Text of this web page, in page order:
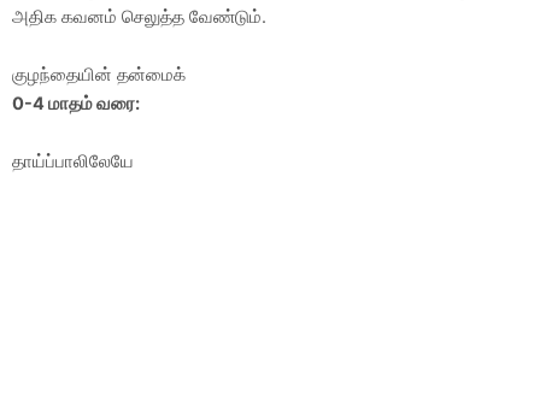
அதிக கவனம் செலுத்த வேண்டும்.
குழந்தையின் தன்மைக்
0-4 மாதம் வரை:
தாய்ப்பாலிலேயே